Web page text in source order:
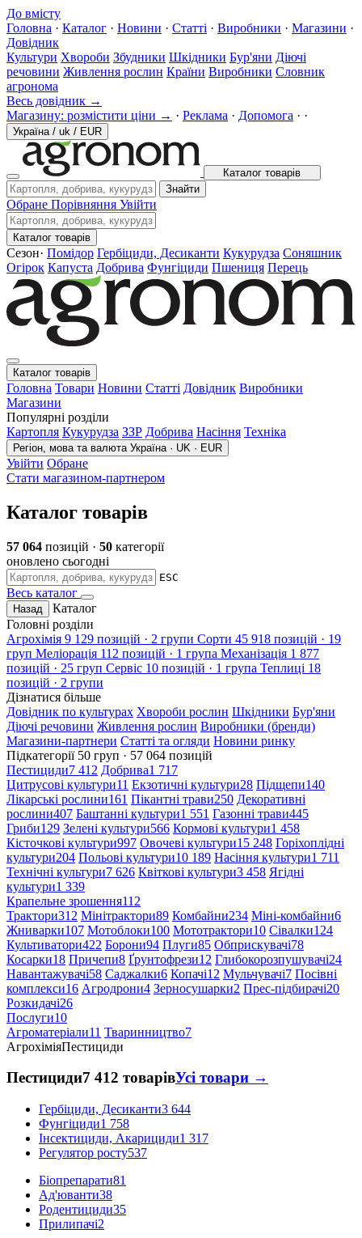
До вмісту
Головна · Каталог · Новини · Статті · Виробники · Магазини ·
Довідник
Культури Хвороби Збудники Шкідники Бур'яни Діючі
речовини Живлення рослин Країни Виробники Словник
агронома
Весь довідник →
Магазину: розмістити ціни → · Реклама · Допомога · ·
Україна / uk / EUR
Каталог товарів
Знайти
Обране Порівняння Увійти
Каталог товарів
Сезон· Помідор Гербіциди, Десиканти Кукурудза Соняшник
Огірок Капуста Добрива Фунгіциди Пшениця Перець
Каталог товарів
Головна Товари Новини Статті Довідник Виробники
Магазини
Популярні розділи
Картопля Кукурудза ЗЗР Добрива Насіння Техніка
Регіон, мова та валюта Україна · UK · EUR
Увійти Обране
Стати магазином-партнером
Каталог товарів
57 064 позицій · 50 категорії
оновлено сьогодні
ESC
Весь каталог
Назад
Каталог
Головні розділи
Агрохімія 9 129 позицій · 2 групи Сорти 45 918 позицій · 19
груп Меліорація 112 позицій · 1 група Механізація 1 877
позицій · 25 груп Сервіс 10 позицій · 1 група Теплиці 18
позицій · 2 групи
Дізнатися більше
Довідник по культурах Хвороби рослин Шкідники Бур'яни
Діючі речовини Живлення рослин Виробники (бренди)
Магазини-партнери Статті та огляди Новини ринку
Підкатегорії 50 груп · 57 064 позицій
Пестициди7 412 Добрива1 717
Цитрусові культури11 Екзотичні культури28 Підщепи140
Лікарські рослини161 Пікантні трави250 Декоративні
рослини407 Баштанні культури1 551 Газонні трави445
Гриби129 Зелені культури566 Кормові культури1 458
Кісточкові культури997 Овочеві культури15 248 Горіхоплідні
культури204 Польові культури10 189 Насіння культури1 711
Технічні культури7 626 Квіткові культури3 458 Ягідні
культури1 339
Крапельне зрошення112
Трактори312 Мінітрактори89 Комбайни234 Міні-комбайни6
Жниварки107 Мотоблоки100 Мототрактори10 Сівалки124
Культиватори422 Борони94 Плуги85 Обприскувачі78
Косарки18 Причепи8 Ґрунтофрези12 Глибокорозпушувачі24
Навантажувачі58 Саджалки6 Копачі12 Мульчувачі7 Посівні
комплекси16 Агродрони4 Зерносушарки2 Прес-підбирачі20
Розкидачі26
Послуги10
Агроматеріали11 Тваринництво7
АгрохіміяПестициди
Пестициди7 412 товарівУсі товари →
Гербіциди, Десиканти3 644
Фунгіциди1 758
Інсектициди, Акарициди1 317
Регулятор росту537
Біопрепарати81
Ад'юванти38
Родентициди35
Прилипачі2